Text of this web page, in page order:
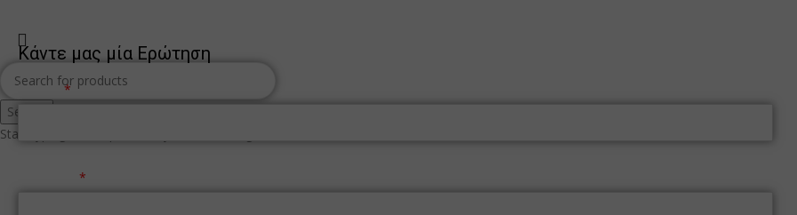
Search
Start typing to see products you are looking for.
Κάντε μας μία Ερώτηση
Όνομα